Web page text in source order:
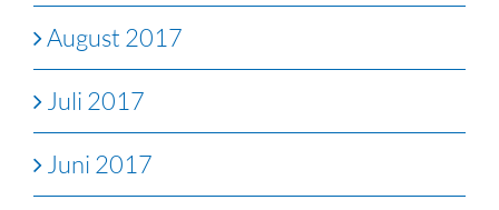
August 2017
Juli 2017
Juni 2017